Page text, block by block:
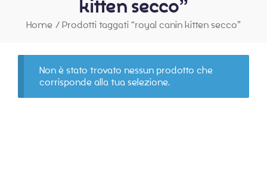
kitten secco”
Home / Prodotti taggati “royal canin kitten secco”
Non è stato trovato nessun prodotto che
corrisponde alla tua selezione.